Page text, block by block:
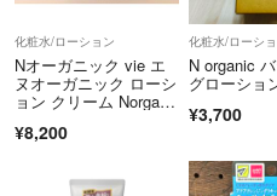
化粧水/ローション
Nオーガニック vie エ
ヌオーガニック ローシ
ョン クリーム Norgani
¥8,200
化粧水/ローシ
N organic
グローショ
¥3,700